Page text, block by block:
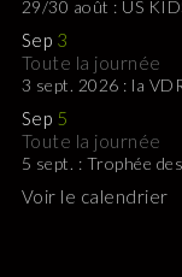
29/30 août : US
Sep 3
Toute la journée
3 sept. 2026 : la
Sep 5
Toute la journée
5 sept. : Trophée
Voir le calendrier